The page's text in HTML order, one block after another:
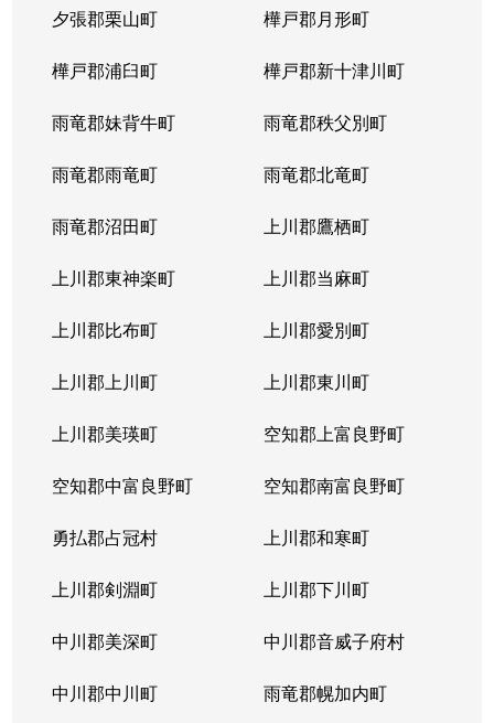
夕張郡栗山町 樺戸郡月形町
樺戸郡浦臼町 樺戸郡新十津川町
雨竜郡妹背牛町 雨竜郡秩父別町
雨竜郡雨竜町 雨竜郡北竜町
雨竜郡沼田町 上川郡鷹栖町
上川郡東神楽町 上川郡当麻町
上川郡比布町 上川郡愛別町
上川郡上川町 上川郡東川町
上川郡美瑛町 空知郡上富良野町
空知郡中富良野町 空知郡南富良野町
勇払郡占冠村 上川郡和寒町
上川郡剣淵町 上川郡下川町
中川郡美深町 中川郡音威子府村
中川郡中川町 雨竜郡幌加内町